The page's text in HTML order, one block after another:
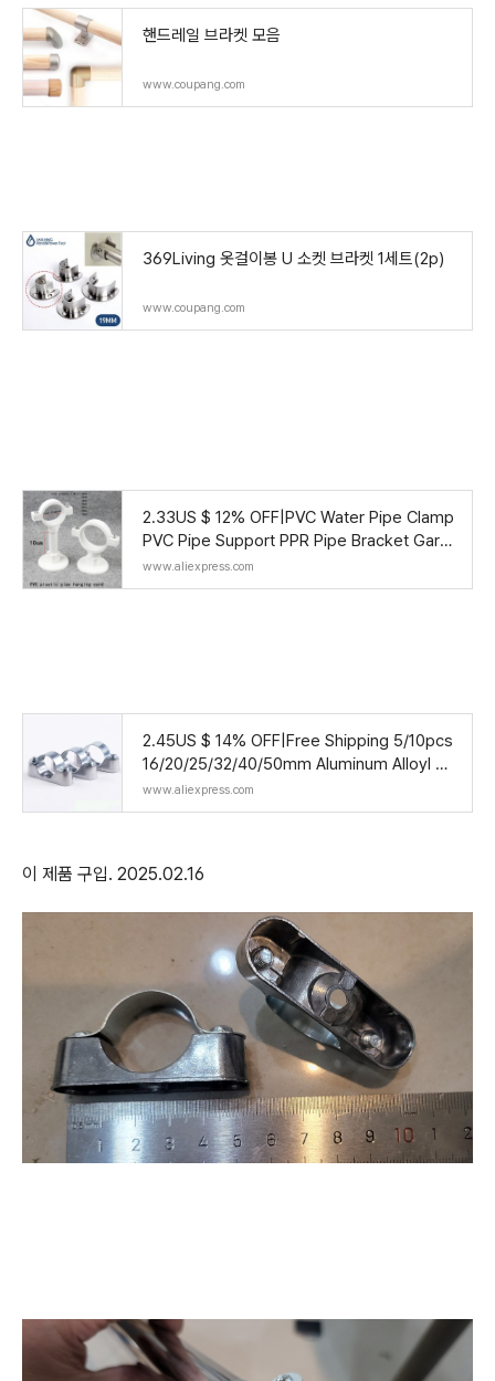
핸드레일 브라켓 모음
www.coupang.com
369Living 옷걸이봉 U 소켓 브라켓 1세트(2p)
www.coupang.com
2.33US $ 12% OFF|PVC Water Pipe Clamp
PVC Pipe Support PPR Pipe Bracket Gard
en Irrigation Connector Hard Tube Clamp
PVC Plastic
www.aliexpress.com
2.45US $ 14% OFF|Free Shipping 5/10pcs
16/20/25/32/40/50mm Aluminum Alloyl Off
-wall Code, Saddle Clip, Pipe Clamp, Pipe
Bracket,
www.aliexpress.com
이 제품 구입. 2025.02.16